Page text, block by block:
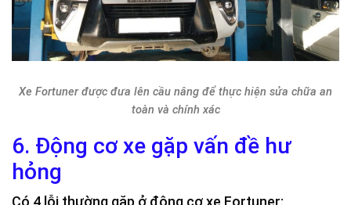
Xe Fortuner được đưa lên cầu nâng để thực hiện sửa chữa an
toàn và chính xác
6. Động cơ xe gặp vấn đề hư
hỏng